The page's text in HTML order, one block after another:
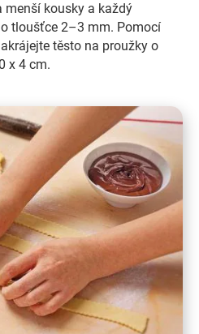
menší kousky a každý
tloušťce 2–3 mm. Pomocí
těsto na proužky o
x 4 cm.